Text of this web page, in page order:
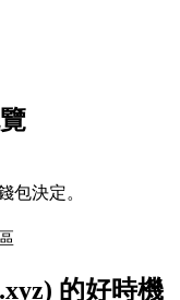
包決定。
的好時機